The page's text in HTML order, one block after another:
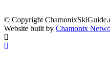
© Copyright
Website built by Chamonix